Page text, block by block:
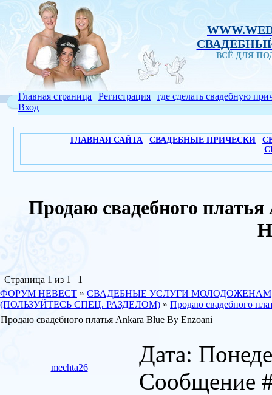
ВСЁ ДЛЯ
Главная страница | Регистрация |
Вход
где сделать свадебную
ГЛАВНАЯ САЙТА СВАДЕБНЫЕ ПРИЧЕСКИ
Продаю свадебного
Страница 1 из 1
1
ФОРУМ НЕВЕСТ » СВАДЕБНЫЕ УСЛУГИ МОЛОДОЖЕНАМ
(ПОЛЬЗУЙТЕСЬ СПЕЦ. РАЗДЕЛОМ) » Продаю свадебного
Продаю свадебного платья Ankara Blue By Enzoani
mechta26
Дата:
Сообщение